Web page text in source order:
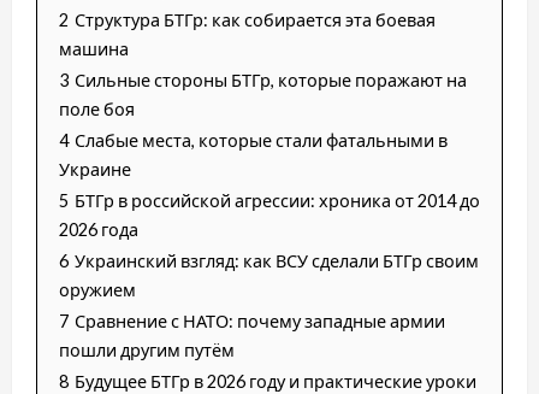
2 Структура БТГр: как собирается эта боевая
машина
3 Сильные стороны БТГр, которые поражают на
поле боя
4 Слабые места, которые стали фатальными в
Украине
5 БТГр в российской агрессии: хроника от 2014 до
2026 года
6 Украинский взгляд: как ВСУ сделали БТГр своим
оружием
7 Сравнение с НАТО: почему западные армии
пошли другим путём
8 Будущее БТГр в 2026 году и практические уроки